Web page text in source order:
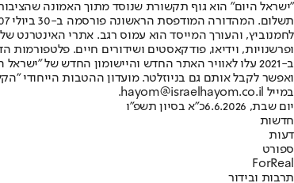
"ישראל היום" הוא גוף תקשורת שנוסד מתוך האמונה שהציבור
ופרשנויות, וידיאו, פודקאסטים ושידורים חיים. פלטפורמות
ב-2021 עלו לאוויר האתר החדש והיישומון החדש של
ואפשר לקבל אותם גם בניוזלטר. מועדון ההטבות הייחודי
במייל hayom@israelhayom.co.il.
יום שבת, 6.6.2026
כ"א בסיון תשפ"ו
חדשות
דעות
ספורט
ForReal
תרבות ובידור